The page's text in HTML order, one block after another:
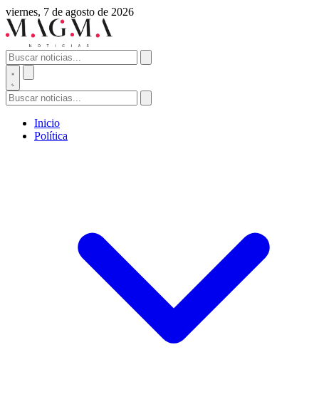
viernes, 7 de agosto de 2026
Inicio
Política